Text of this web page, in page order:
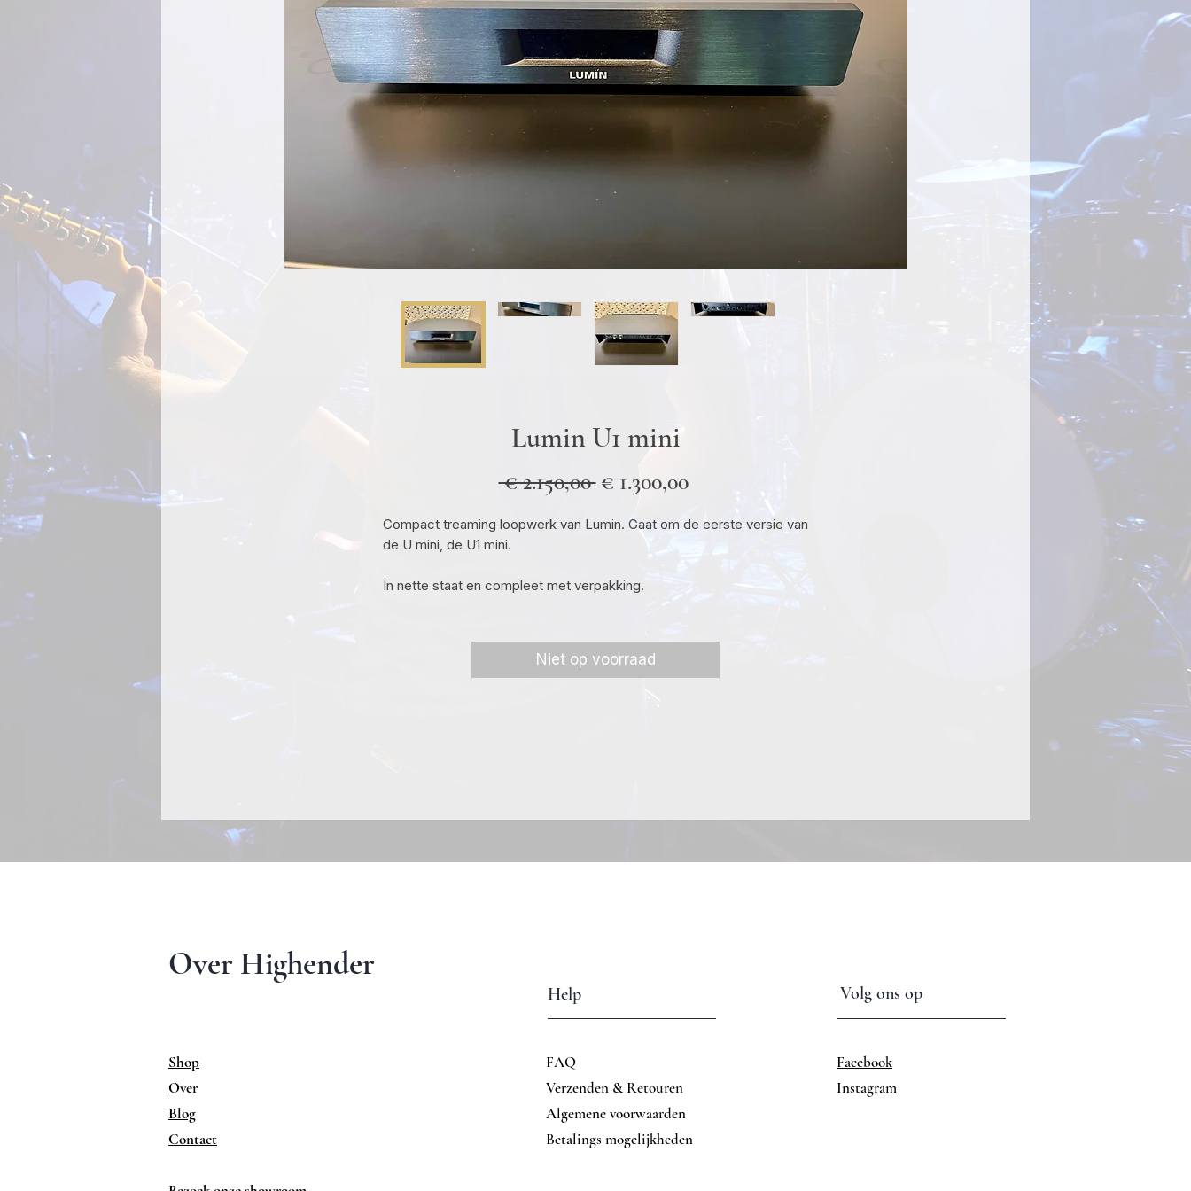
Lumin U1 mini
€ 2.150,00 Normale
€ 1.300,00Verkoopprijs
Compact treaming loopwerk van Lumin. Gaat om de eerste versie van
de U mini, de U1 mini.
In nette staat en compleet met verpakking.
Niet op voorraad
Over Highender
Shop
Over
Blog
Contact
Help
FAQ
Verzenden & Retouren
Algemene voorwaarden
Betalings mogelijkheden
Volg ons op
Facebook
Instagram